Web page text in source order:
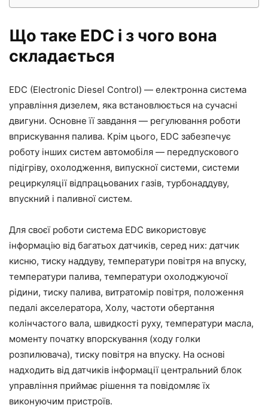
Що таке EDC і з чого вона
складається
EDC (Electronic Diesel Control) — електронна система
управління дизелем, яка встановлюється на сучасні
двигуни. Основне її завдання — регулювання роботи
вприскування палива. Крім цього, EDC забезпечує
роботу інших систем автомобіля — передпускового
підігріву, охолодження, випускної системи, системи
рециркуляції відпрацьованих газів, турбонаддуву,
впускний і паливної систем.
Для своєї роботи система EDC використовує
інформацію від багатьох датчиків, серед них: датчик
кисню, тиску наддуву, температури повітря на впуску,
температури палива, температури охолоджуючої
рідини, тиску палива, витратомір повітря, положення
педалі акселератора, Холу, частоти обертання
колінчастого вала, швидкості руху, температури масла,
моменту початку впорскування (ходу голки
розпилювача), тиску повітря на впуску. На основі
надходить від датчиків інформації центральний блок
управління приймає рішення та повідомляє їх
виконуючим пристроїв.